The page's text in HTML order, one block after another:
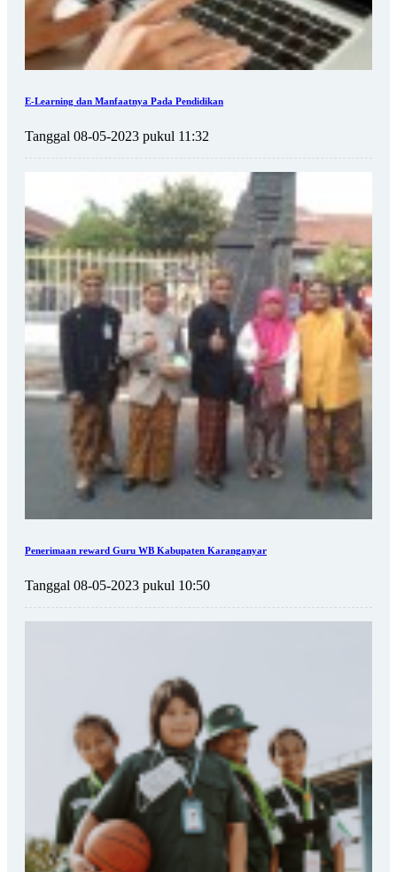
E-Learning dan Manfaatnya Pada Pendidikan
Tanggal 08-05-2023 pukul 11:32
Penerimaan reward Guru WB Kabupaten Karanganyar
Tanggal 08-05-2023 pukul 10:50